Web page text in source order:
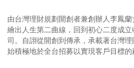
由台灣理財規劃開創者兼創辦人李鳳
繪出人生第二曲線，回到初心二度成
司。自詡從開創到傳承，承載著台灣
始積極地於全台招募以實現客戶目標的